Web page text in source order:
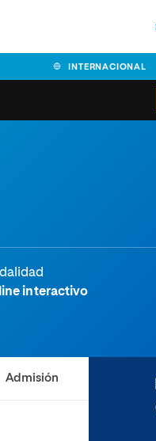
INTERNACIONAL
interactivo
Admisión